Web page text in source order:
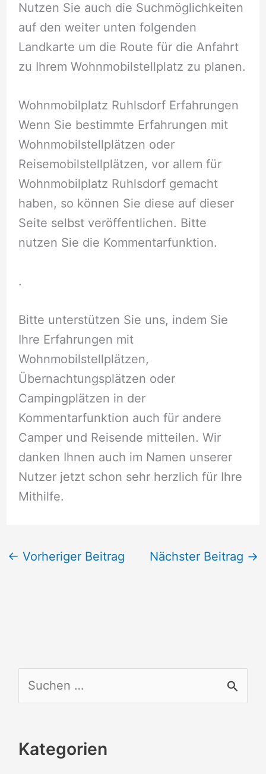
Nutzen Sie auch die Suchmöglichkeiten
auf den weiter unten folgenden
Landkarte um die Route für die Anfahrt
zu Ihrem Wohnmobilstellplatz zu planen.
Wohnmobilplatz Ruhlsdorf Erfahrungen
Wenn Sie bestimmte Erfahrungen mit
Wohnmobilstellplätzen oder
Reisemobilstellplätzen, vor allem für
Wohnmobilplatz Ruhlsdorf gemacht
haben, so können Sie diese auf dieser
Seite selbst veröffentlichen. Bitte
nutzen Sie die Kommentarfunktion.
.
Bitte unterstützen Sie uns, indem Sie
Ihre Erfahrungen mit
Wohnmobilstellplätzen,
Übernachtungsplätzen oder
Campingplätzen in der
Kommentarfunktion auch für andere
Camper und Reisende mitteilen. Wir
danken Ihnen auch im Namen unserer
Nutzer jetzt schon sehr herzlich für Ihre
Mithilfe.
← Vorheriger Beitrag Nächster Beitrag →
u
h
Kategorien